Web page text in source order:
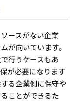
ースがない企業
が向いています。
行うケースもあ
が必要になります
る企業側に保守や
ことができるた